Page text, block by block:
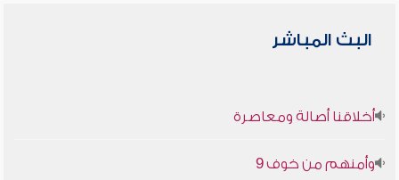
البث المباشر
أخلاقنا أصالة ومعاصرة
وأمنهم من خوف 9